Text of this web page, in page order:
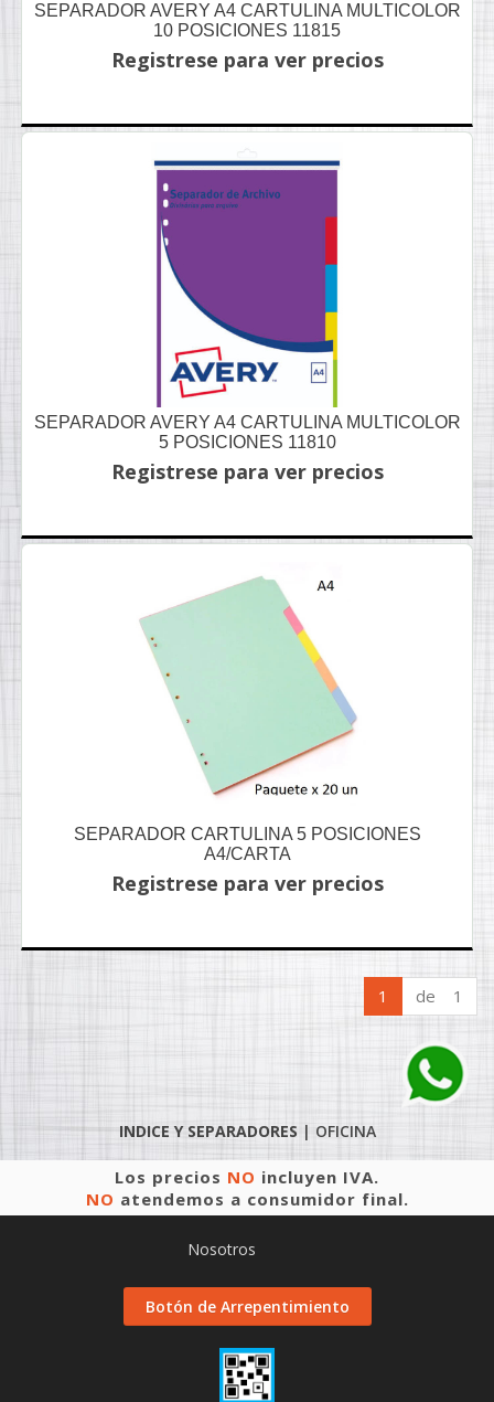
SEPARADOR AVERY A4 CARTULINA MULTICOLOR
10 POSICIONES 11815
Registrese para ver precios
SEPARADOR AVERY A4 CARTULINA MULTICOLOR
5 POSICIONES 11810
Registrese para ver precios
SEPARADOR CARTULINA 5 POSICIONES
A4/CARTA
Registrese para ver precios
1 de 1
INDICE Y SEPARADORES | OFICINA
Los precios NO incluyen IVA.
NO atendemos a consumidor final.
Nosotros
Botón de Arrepentimiento